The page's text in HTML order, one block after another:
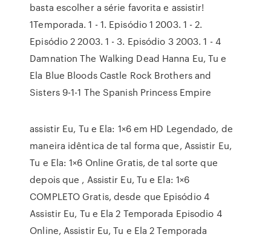
basta escolher a série favorita e assistir!
1Temporada. 1 - 1. Episódio 1 2003. 1 - 2.
Episódio 2 2003. 1 - 3. Episódio 3 2003. 1 - 4
Damnation The Walking Dead Hanna Eu, Tu e
Ela Blue Bloods Castle Rock Brothers and
Sisters 9-1-1 The Spanish Princess Empire
assistir Eu, Tu e Ela: 1×6 em HD Legendado, de
maneira idêntica de tal forma que, Assistir Eu,
Tu e Ela: 1×6 Online Gratis, de tal sorte que
depois que , Assistir Eu, Tu e Ela: 1×6
COMPLETO Gratis, desde que Episódio 4
Assistir Eu, Tu e Ela 2 Temporada Episodio 4
Online, Assistir Eu, Tu e Ela 2 Temporada